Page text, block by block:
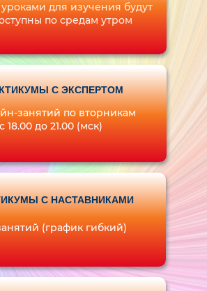
для изучения будут
по средам утром
занятий по вторникам
с 18.00 до 21.00 (мск)
С ЭКСПЕРТОМ
(график гибкий)
С НАСТАВНИКАМИ